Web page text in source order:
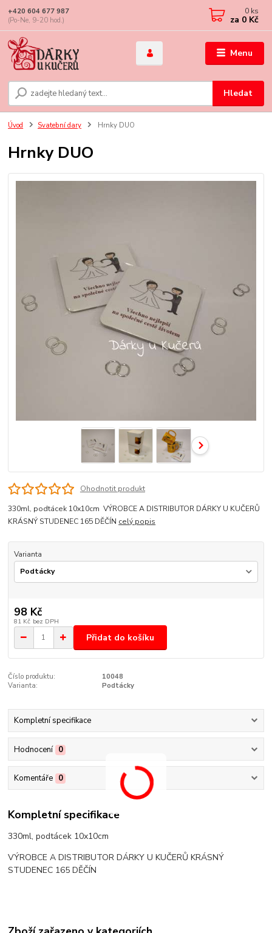
Menu
Hledat
+420 604 677 987
(Po-Ne, 9-20 hod.)
0 ks
za 0 Kč
Úvod Svatební dary Hrnky DUO
Hrnky DUO
Ohodnotit produkt
330ml, podtácek 10x10cm VÝROBCE A DISTRIBUTOR DÁRKY U KUČERŮ
KRÁSNÝ STUDENEC 165 DĚČÍN celý popis
Varianta
98 Kč
81 Kč bez DPH
Přidat do košíku
Číslo produktu:
10048
Varianta:
Podtácky
Kompletní specifikace
Hodnocení 0
Komentáře 0
Kompletní specifikace
330ml, podtácek 10x10cm
VÝROBCE A DISTRIBUTOR DÁRKY U KUČERŮ KRÁSNÝ
STUDENEC 165 DĚČÍN